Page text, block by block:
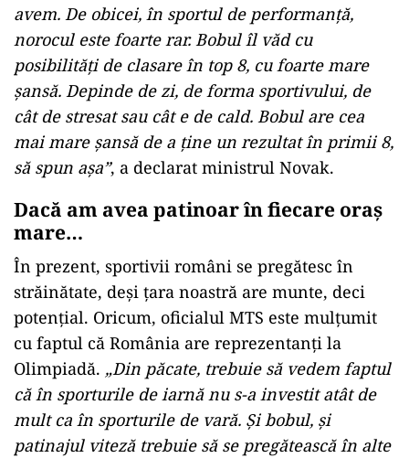
avem. De obicei, în sportul de performanță,
norocul este foarte rar. Bobul îl văd cu
posibilități de clasare în top 8, cu foarte mare
șansă. Depinde de zi, de forma sportivului, de
cât de stresat sau cât e de cald. Bobul are cea
mai mare șansă de a ține un rezultat în primii 8,
să spun așa”, a declarat ministrul Novak.
Dacă am avea patinoar în fiecare oraș
mare…
În prezent, sportivii români se pregătesc în
străinătate, deși țara noastră are munte, deci
potențial. Oricum, oficialul MTS este mulțumit
cu faptul că România are reprezentanți la
Olimpiadă. „Din păcate, trebuie să vedem faptul
că în sporturile de iarnă nu s-a investit atât de
mult ca în sporturile de vară. Și bobul, și
patinajul viteză trebuie să se pregătească în alte